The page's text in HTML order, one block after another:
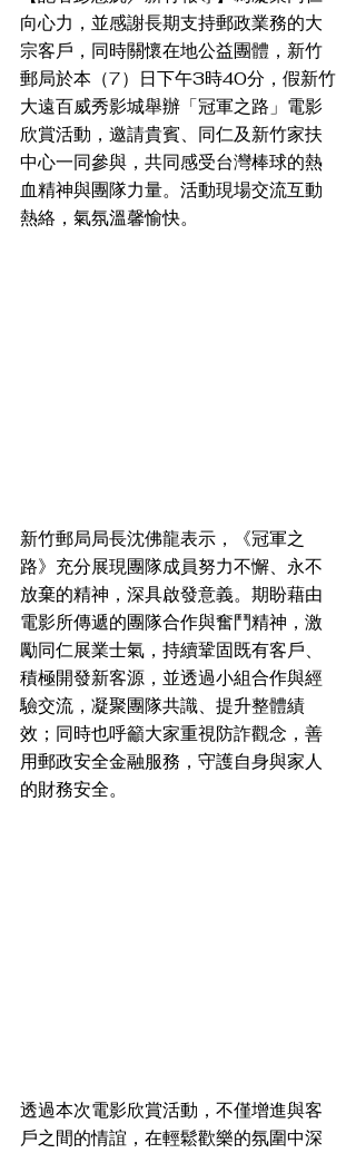
向心力，並感謝長期支持郵政業務的大
宗客戶，同時關懷在地公益團體，新竹
郵局於本（7）日下午3時40分，假新竹
大遠百威秀影城舉辦「冠軍之路」電影
欣賞活動，邀請貴賓、同仁及新竹家扶
中心一同參與，共同感受台灣棒球的熱
血精神與團隊力量。活動現場交流互動
熱絡，氣氛溫馨愉快。
新竹郵局局長沈佛龍表示，《冠軍之
路》充分展現團隊成員努力不懈、永不
放棄的精神，深具啟發意義。期盼藉由
電影所傳遞的團隊合作與奮鬥精神，激
勵同仁展業士氣，持續鞏固既有客戶、
積極開發新客源，並透過小組合作與經
驗交流，凝聚團隊共識、提升整體績
效；同時也呼籲大家重視防詐觀念，善
用郵政安全金融服務，守護自身與家人
的財務安全。
透過本次電影欣賞活動，不僅增進與客
戶之間的情誼，在輕鬆歡樂的氛圍中深